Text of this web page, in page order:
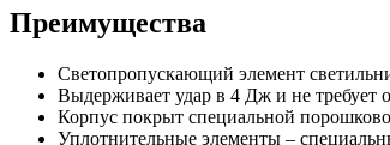
Преимущества
Светопропускающий элемент
Выдерживает удар в 4 Дж и не требует
Корпус покрыт специальной
Уплотнительные элементы –